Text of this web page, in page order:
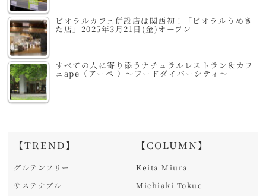
ビオラルカフェ併設店は関西初！「ビオラルうめき
た店」2025年3月21日(金)オープン
すべての人に寄り添うナチュラルレストラン＆カフ
ェape（アーペ ）～フードダイバーシティ～
【TREND】
グルテンフリー
サステナブル
【COLUMN】
Keita Miura
Michiaki Tokue